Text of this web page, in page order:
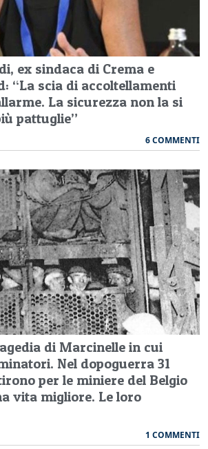
ex sindaca di Crema e
“La scia di accoltellamenti
La sicurezza non la si
pattuglie”
6 COMMENTI
di Marcinelle in cui
Nel dopoguerra 31
per le miniere del Belgio
vita migliore. Le loro
1 COMMENTI